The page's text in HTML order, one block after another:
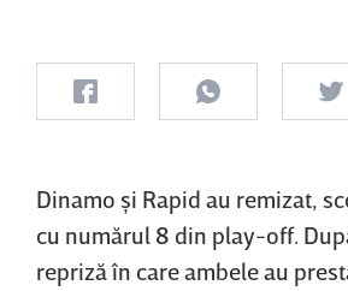
Dinamo şi Rapid au remizat,
cu numărul 8 din play-off.
repriză în care ambele au